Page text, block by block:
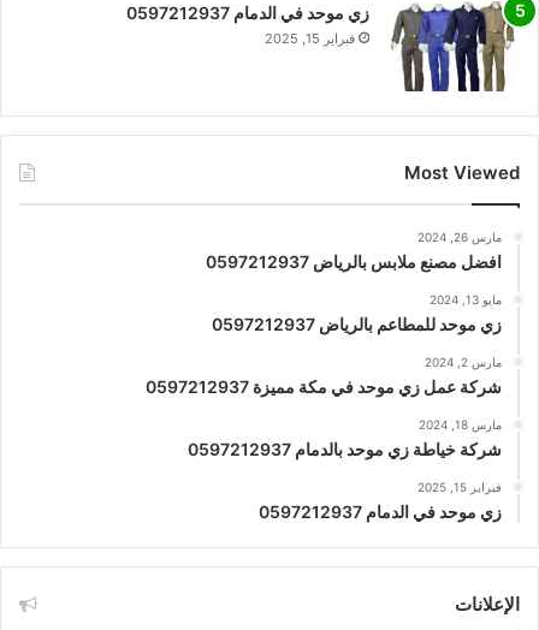
زي موحد في الدمام 0597212937
فبراير 15, 2025
Most Viewed
مارس 26, 2024
افضل مصنع ملابس بالرياض 0597212937
مايو 13, 2024
زي موحد للمطاعم بالرياض 0597212937
مارس 2, 2024
شركة عمل زي موحد في مكة مميزة 0597212937
مارس 18, 2024
شركة خياطة زي موحد بالدمام 0597212937
فبراير 15, 2025
زي موحد في الدمام 0597212937
الإعلانات